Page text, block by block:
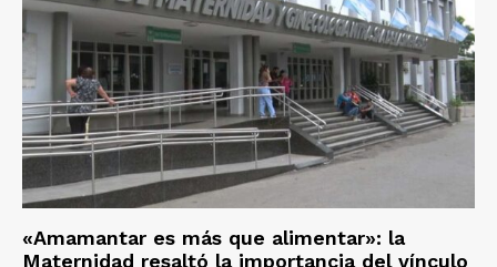
«Amamantar es más que alimentar»: la
Maternidad resaltó la importancia del vínculo